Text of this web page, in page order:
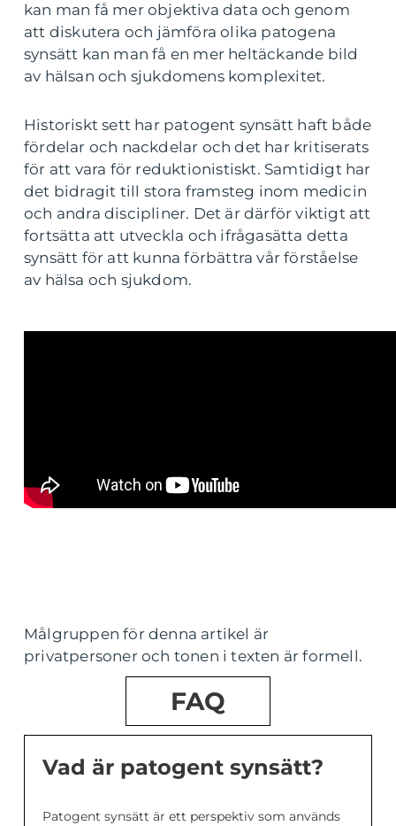
kan man få mer objektiva data och genom
att diskutera och jämföra olika patogena
synsätt kan man få en mer heltäckande bild
av hälsan och sjukdomens komplexitet.
Historiskt sett har patogent synsätt haft både
fördelar och nackdelar och det har kritiserats
för att vara för reduktionistiskt. Samtidigt har
det bidragit till stora framsteg inom medicin
och andra discipliner. Det är därför viktigt att
fortsätta att utveckla och ifrågasätta detta
synsätt för att kunna förbättra vår förståelse
av hälsa och sjukdom.
Målgruppen för denna artikel är
privatpersoner och tonen i texten är formell.
FAQ
Vad är patogent synsätt?
Patogent synsätt är ett perspektiv som används